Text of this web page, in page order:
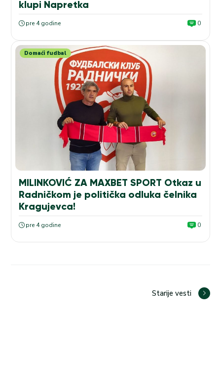
klupi Napretka
pre 4 godine 0
Domaći fudbal
MILINKOVIĆ ZA MAXBET SPORT Otkaz u
Radničkom je politička odluka čelnika
Kragujevca!
pre 4 godine 0
Starije vesti